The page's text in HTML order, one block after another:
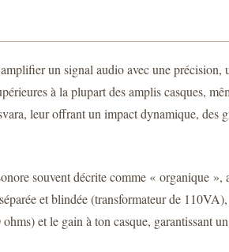
un signal audio avec une précision,
à la plupart des amplis casques,
leur offrant un impact dynamique, des
souvent décrite comme « organique »,
et blindée (transformateur de
et le gain à ton casque, garantissant